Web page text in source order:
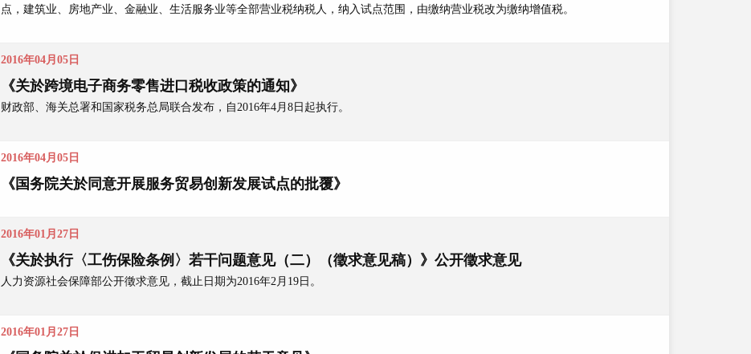
点，建筑业、房地产业、金融业、生活服务业等全部营业税纳税人，纳入试点范围，由缴纳营业税改为缴纳增值税。
2016年04月05日
《关於跨境电子商务零售进口税收政策的通知》
财政部、海关总署和国家税务总局联合发布，自2016年4月8日起执行。
2016年04月05日
《国务院关於同意开展服务贸易创新发展试点的批覆》
2016年01月27日
《关於执行〈工伤保险条例〉若干问题意见（二）（徵求意见稿）》公开徵求意见
人力资源社会保障部公开徵求意见，截止日期为2016年2月19日。
2016年01月27日